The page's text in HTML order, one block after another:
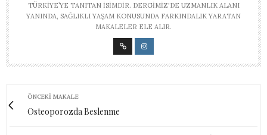
TÜRKIYE’YE TANITAN ISIMDIR. DERGIMIZ'DE UZMANLIK ALANI
YANINDA, SAĞLIKLI YAŞAM KONUSUNDA FARKINDALIK YARATAN
MAKALELER ELE ALIR.
ÖNCEKI MAKALE
Osteoporozda Beslenme